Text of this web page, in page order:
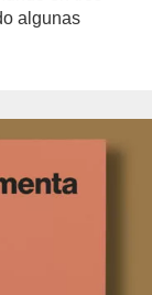
algunas